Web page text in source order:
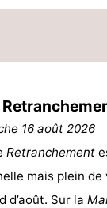
16 août 2026
Retranchement
mais plein de
d’août. Sur la